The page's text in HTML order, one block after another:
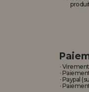
·
·
· Paypal
·